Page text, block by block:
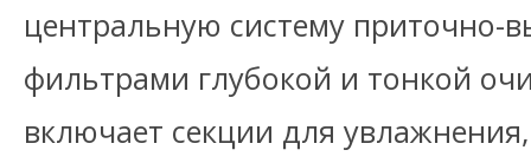
центральную систему приточно-
фильтрами глубокой и тонкой
включает секции для